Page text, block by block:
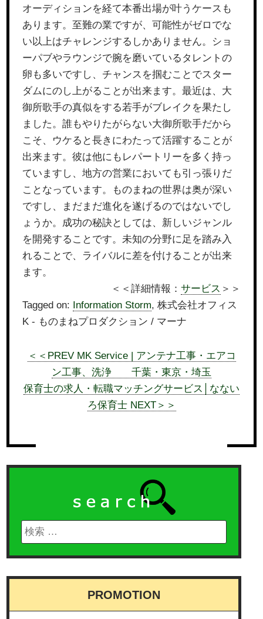
オーディションを経て本番出場が叶うケースも
あります。至難の業ですが、可能性がゼロでな
い以上はチャレンジするしかありません。ショ
ーパブやラウンジで腕を磨いているタレントの
卵も多いですし、チャンスを掴むことでスター
ダムにのし上がることが出来ます。最近は、大
御所歌手の真似をする若手がブレイクを果たし
ました。誰もやりたがらない大御所歌手だから
こそ、ウケると長きにわたって活躍することが
出来ます。彼は他にもレパートリーを多く持っ
ていますし、地方の営業においても引っ張りだ
ことなっています。ものまねの世界は奥が深い
ですし、まだまだ進化を遂げるのではないでし
ょうか。成功の秘訣としては、新しいジャンル
を開発することです。未知の分野に足を踏み入
れることで、ライバルに差を付けることが出来
ます。
＜＜詳細情報： サービス ＞＞
Tagged on: Information Storm, 株式会社オフィス
K - ものまねプロダクション / マーナ
＜＜PREV MK Service | アンテナ工事・エアコ
ン工事、洗浄 千葉・東京・埼玉
保育士の求人・転職マッチングサービス│なない
ろ保育士 NEXT＞＞
PROMOTION